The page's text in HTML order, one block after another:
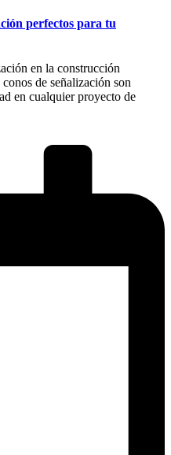
perfectos para tu
en la construcción
de señalización son
en cualquier proyecto de